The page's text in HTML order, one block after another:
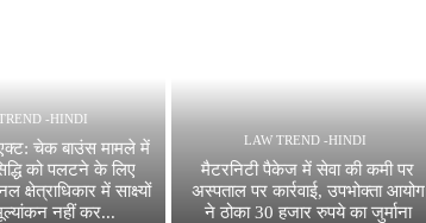
-HINDI
चेक बाउंस मामले में
को पलटने के लिए
क्षेत्राधिकार में साक्ष्यों
नहीं कर...
LAW TREND -HINDI
मैटरनिटी पैकेज में सेवा की कमी पर
अस्पताल पर कार्रवाई, उपभोक्ता आयोग
ने ठोका 30 हजार रुपये का जुर्माना